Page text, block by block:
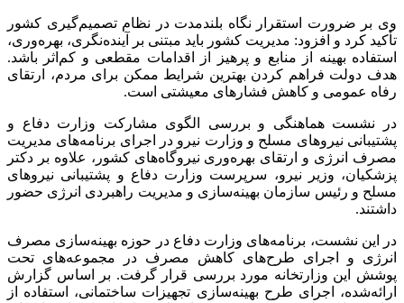
وی بر ضرورت استقرار نگاه بلندمدت در نظام تصمیم‌گیری کشور
تأکید کرد و افزود: مدیریت کشور باید مبتنی بر آینده‌نگری، بهره‌وری،
استفاده بهینه از منابع و پرهیز از اقدامات مقطعی و کم‌اثر باشد.
هدف دولت فراهم کردن بهترین شرایط ممکن برای مردم، ارتقای
رفاه عمومی و کاهش فشارهای معیشتی است.
در نشست هماهنگی و بررسی الگوی مشارکت وزارت دفاع و
پشتیبانی نیروهای مسلح و وزارت نیرو در اجرای برنامه‌های مدیریت
مصرف انرژی و ارتقای بهره‌وری نیروگاه‌های کشور، علاوه بر دکتر
پزشکیان، وزیر نیرو، سرپرست وزارت دفاع و پشتیبانی نیروهای
مسلح و رئیس سازمان بهینه‌سازی و مدیریت راهبردی انرژی حضور
داشتند.
در این نشست، برنامه‌های وزارت دفاع در حوزه بهینه‌سازی مصرف
انرژی و اجرای طرح‌های کاهش مصرف در مجموعه‌های تحت
پوشش این وزارتخانه مورد بررسی قرار گرفت. بر اساس گزارش
ارائه‌شده، اجرای طرح بهینه‌سازی تجهیزات ساختمانی، استفاده از